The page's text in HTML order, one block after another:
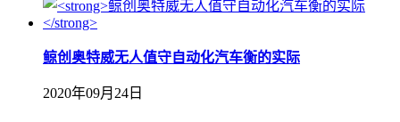
鲸创奥特威无人值守自动化汽车衡的实际
2020年09月24日